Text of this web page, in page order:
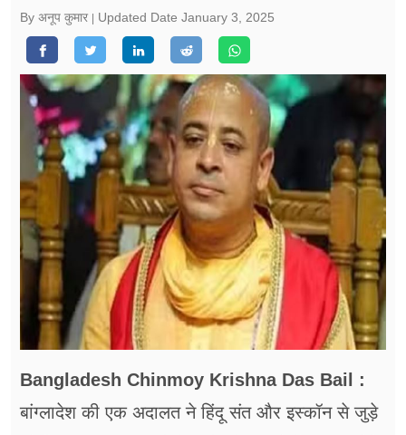
वीडियो
रिलेशनशिप
जीवन मंत्रा
फूड
सेहत
ब्‍यूटी
जॉब्स
शिक्षा
अन्य खबरें
By अनूप कुमार
Updated Date January 3, 2025
Bangladesh Chinmoy Krishna Das Bail :
बांग्लादेश की एक अदालत ने हिंदू संत और इस्कॉन से जुड़े